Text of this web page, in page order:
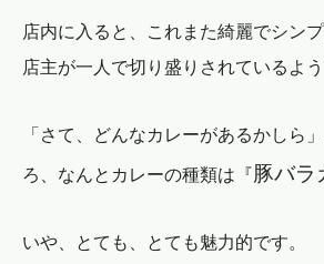
店内に入ると、これまた綺麗でシンプ
店主が一人で切り盛りされているよう
「さて、どんなカレーがあるかしら
ろ、なんとカレーの種類は『豚バラ
いや、とても、とても魅力的です。